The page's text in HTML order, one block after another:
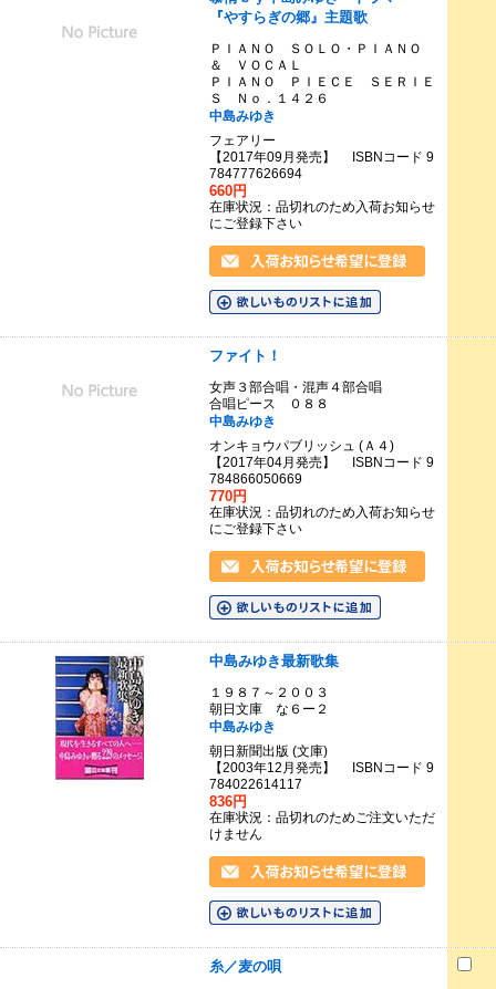
『やすらぎの郷』主題歌
ＰＩＡＮＯ ＳＯＬＯ・ＰＩＡＮＯ
＆ ＶＯＣＡＬ
ＰＩＡＮＯ ＰＩＥＣＥ ＳＥＲＩＥ
Ｓ Ｎｏ．１４２６
中島みゆき
フェアリー
【2017年09月発売】 ISBNコード 9
784777626694
660円
在庫状況：品切れのため入荷お知らせ
にご登録下さい
ファイト！
女声３部合唱・混声４部合唱
合唱ピース ０８８
中島みゆき
オンキョウパブリッシュ (Ａ４)
【2017年04月発売】 ISBNコード 9
784866050669
770円
在庫状況：品切れのため入荷お知らせ
にご登録下さい
中島みゆき最新歌集
１９８７～２００３
朝日文庫 な６ー２
中島みゆき
朝日新聞出版 (文庫)
【2003年12月発売】 ISBNコード 9
784022614117
836円
在庫状況：品切れのためご注文いただ
けません
糸／麦の唄